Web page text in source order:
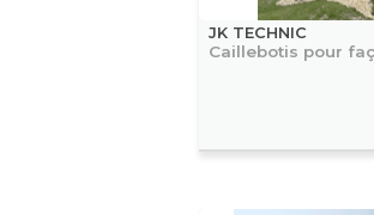
JK TECHNIC
Caillebotis pour